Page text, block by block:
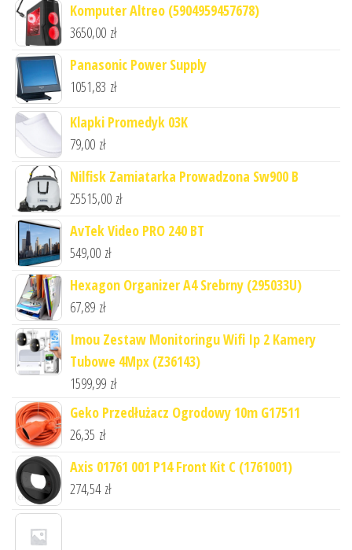
Komputer Altreo (5904959457678)
3650,00 zł
Panasonic Power Supply
1051,83 zł
Klapki Promedyk 03K
79,00 zł
Nilfisk Zamiatarka Prowadzona Sw900 B
25515,00 zł
AvTek Video PRO 240 BT
549,00 zł
Hexagon Organizer A4 Srebrny (295033U)
67,89 zł
Imou Zestaw Monitoringu Wifi Ip 2 Kamery
Tubowe 4Mpx (Z36143)
1599,99 zł
Geko Przedłużacz Ogrodowy 10m G17511
26,35 zł
Axis 01761 001 P14 Front Kit C (1761001)
274,54 zł